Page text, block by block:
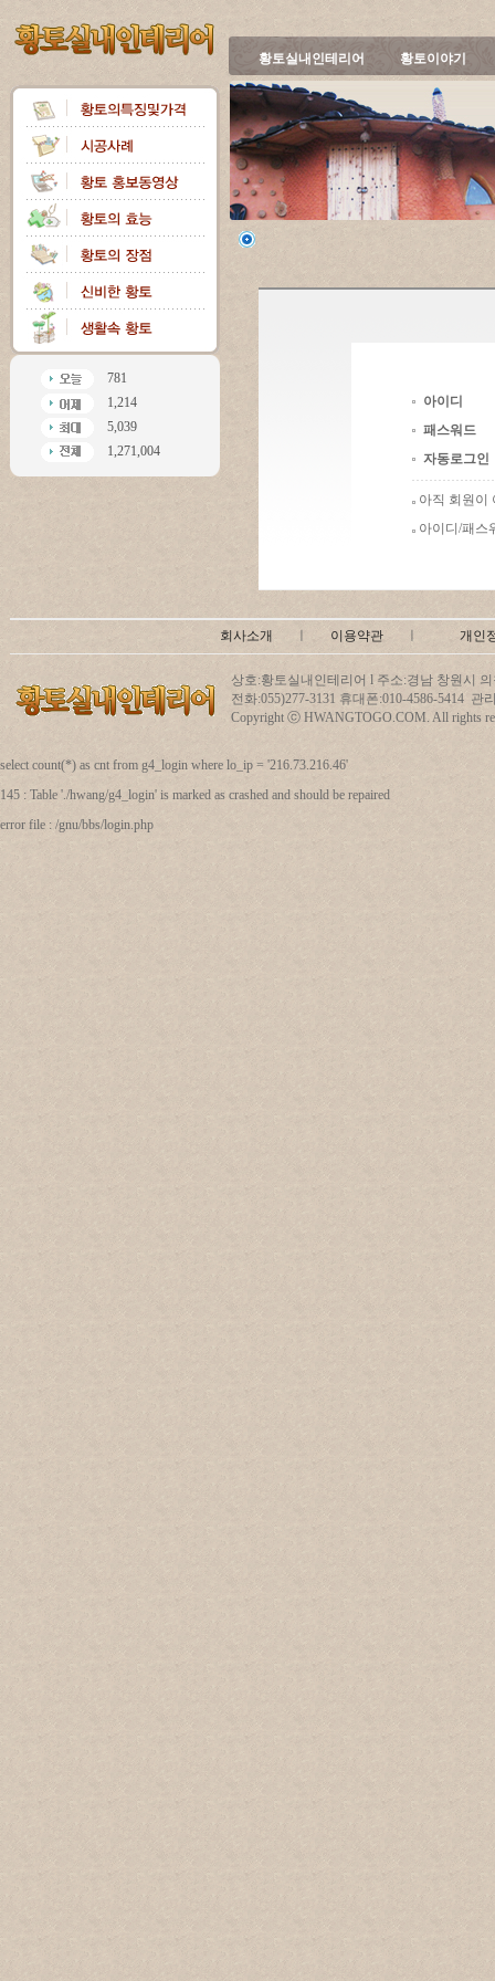
황토실내인테리어 황토이야기
781
1,214
5,039
1,271,004
아이디
패스워드
자동로그인
아직 회원
아이디/패
회사소개 이용약관 개인
상호:황토실내인테리어 l 주소:경남 창원시
전화:055)277-3131 휴대폰:010-4586-5414 관
Copyright ⓒ HWANGTOGO.COM. All rights
select count(*) as cnt from g4_login where lo_ip = '216.73.216.46'
145 : Table './hwang/g4_login' is marked as crashed and should be repaired
error file : /gnu/bbs/login.php